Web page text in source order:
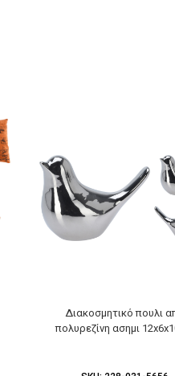
Διακοσμητικό πουλι
πολυρεζίνη ασημι